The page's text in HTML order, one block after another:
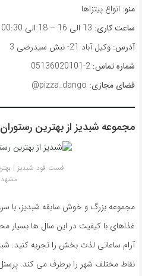
منو: انواع پیتزاها
ساعت کاری:
آدرس: وکیل آباد 21- نبش سیدرضی 3
شماره تماس: 2-05136020101
فضای مجازی:
مجموعه شبدیز از بهترین
فست فود شبدیز |
مشهد
مجموعه بزرگ و خوش سابقه شبدیز، با
غذاهای با کیفیت در این سال ها بسیار
آرام ساعاتی لذت بخش را تجربه کنید.
نقاط مختلف شهر را برطرف می کند. پرسنل